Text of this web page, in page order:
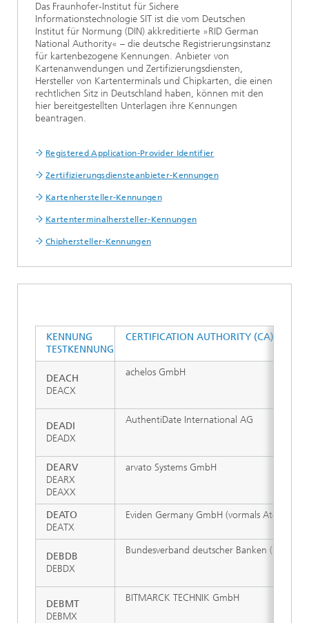
Das Fraunhofer-Institut für Sichere
Informationstechnologie SIT ist die vom Deutschen
Institut für Normung (DIN) akkreditierte »RID German
National Authority« – die deutsche Registrierungsinstanz
für kartenbezogene Kennungen. Anbieter von
Kartenanwendungen und Zertifizierungsdiensten,
Hersteller von Kartenterminals und Chipkarten, die einen
rechtlichen Sitz in Deutschland haben, können mit den
hier bereitgestellten Unterlagen ihre Kennungen
beantragen.
Registered Application-Provider Identifier
Zertifizierungsdiensteanbieter-Kennungen
Kartenhersteller-Kennungen
Kartenterminalhersteller-Kennungen
Chiphersteller-Kennungen
CERTIFICATION AUTHORITY (CA)
achelos GmbH
AuthentiDate International AG
arvato Systems GmbH
Eviden Germany GmbH (vormals Atos)
Bundesverband deutscher Banken (Bank-
BITMARCK TECHNIK GmbH
KENNUNG
TESTKENNUNG
DEACH
DEACX
DEADI
DEADX
DEARV
DEARX
DEAXX
DEATO
DEATX
DEBDB
DEBDX
DEBMT
DEBMX